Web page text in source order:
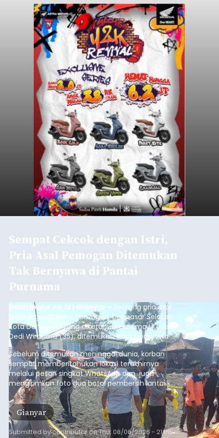
Sempat Cekcok dengan Istri,
Pria Asal Pemogan Ditemukan
Tak Bernyawa di Pantai
Purnama
balitribune.co.id I Gianyar - Seorang pria asal
Lingkungan Dalem, Pemogan, Denpasar Selatan,
Kota Denpasar, yang diketahui bernama I Kadek
Dedi Wiranata (35), ditemukan tidak bernyawa di
pesisir Pantai Purnama, Sukawati.
Sebelum ditemukan meninggal dunia, korban
sempat memberitahukan lokasi terakhirnya
melalui pesan singkat WhatsApp dan juga
mengirimkan foto dua botol pembersih lantai ke
istrinya.
Gianyar
Submitted bycontributoronThu, 08/06/2026 - 21:06